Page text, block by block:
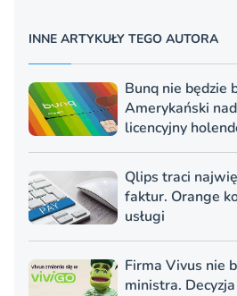
INNE ARTYKUŁY TEGO AUTORA
Bunq nie będzie
Amerykański
licencyjny
Qlips traci
faktur. Orange
usługi
Firma Vivus nie
ministra.